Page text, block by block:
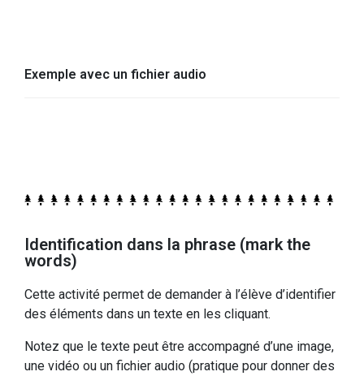
Exemple avec un fichier audio
Identification dans la phrase (mark the
words)
Cette activité permet de demander à l’élève d’identifier
des éléments dans un texte en les cliquant.
Notez que le texte peut être accompagné d’une image,
une vidéo ou un fichier audio (pratique pour donner des